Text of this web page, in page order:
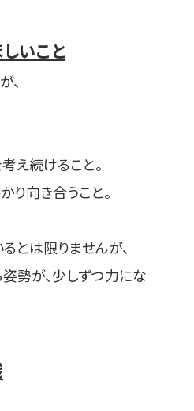
いこと
、
え続けること。
り向き合うこと。
とは限りませんが、
勢が、少しずつ力にな